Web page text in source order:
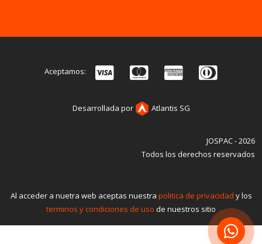
Aceptamos:
Desarrollada por Atlantis SG
JOSPAC - 2026
Todos los derechos reservados
Al acceder a nuetra web aceptas nuestra politica de privacidad y los
terminos y condiciones de uso de nuestros sitio